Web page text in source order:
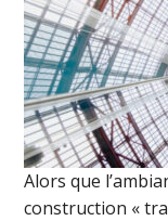
Alors que
construction «